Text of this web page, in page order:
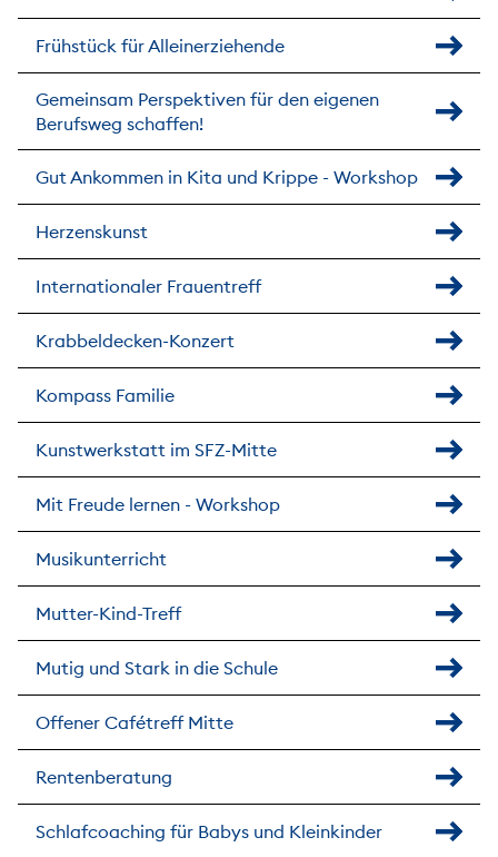
Frühstück für Alleinerziehende
Gemeinsam Perspektiven für den eigenen
Berufsweg schaffen!
Gut Ankommen in Kita und Krippe - Workshop
Herzenskunst
Internationaler Frauentreff
Krabbeldecken-Konzert
Kompass Familie
Kunstwerkstatt im SFZ-Mitte
Mit Freude lernen - Workshop
Musikunterricht
Mutter-Kind-Treff
Mutig und Stark in die Schule
Offener Cafétreff Mitte
Rentenberatung
Schlafcoaching für Babys und Kleinkinder